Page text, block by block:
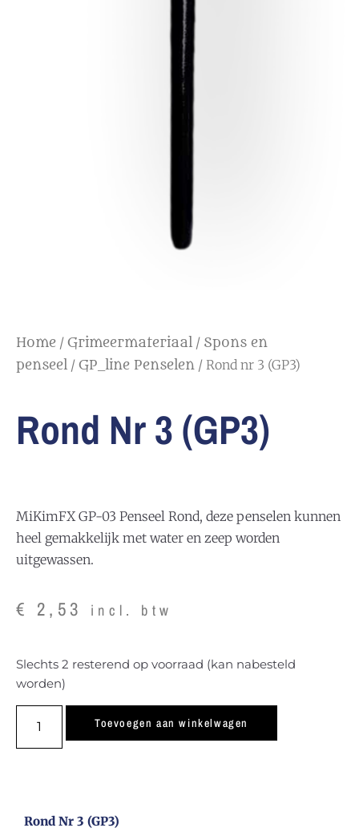
Home / Grimeermateriaal / Spons en
penseel / GP_line Penselen / Rond nr 3 (GP3)
Rond Nr 3 (GP3)
MiKimFX GP-03 Penseel Rond, deze penselen kunnen
heel gemakkelijk met water en zeep worden
uitgewassen.
€ 2,53 incl. btw
Slechts 2 resterend op voorraad (kan nabesteld
worden)
Toevoegen aan winkelwagen
Rond Nr 3 (GP3)